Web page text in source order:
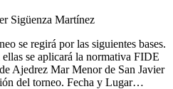
Sigüenza Martínez
se regirá por las siguientes bases.
se aplicará la normativa FIDE
Ajedrez Mar Menor de San Javier
del torneo. Fecha y Lugar…